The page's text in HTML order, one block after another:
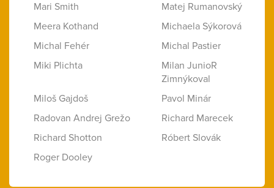
Mari Smith
Matej Rumanovský
Meera Kothand
Michaela Sýkorová
Michal Fehér
Michal Pastier
Miki Plichta
Milan JunioR
Zimnýkoval
Miloš Gajdoš
Pavol Minár
Radovan Andrej Grežo
Richard Marecek
Richard Shotton
Róbert Slovák
Roger Dooley